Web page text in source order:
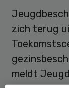
zich terug
meldt